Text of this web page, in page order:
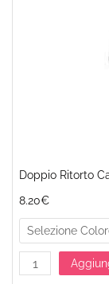
Doppio Ritorto
8.20€